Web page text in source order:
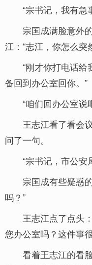
“宗书记，我有急
宗国成满脸意外
江：“志江，你怎么突
“刚才你打电话
备回到办公室回你。”
“咱们回办公室说
王志江看了看会
问了一句。
“宗书记，市公安
宗国成有些疑惑
吗？”
王志江点了点头
您办公室吗？这件事
看着王志江的看